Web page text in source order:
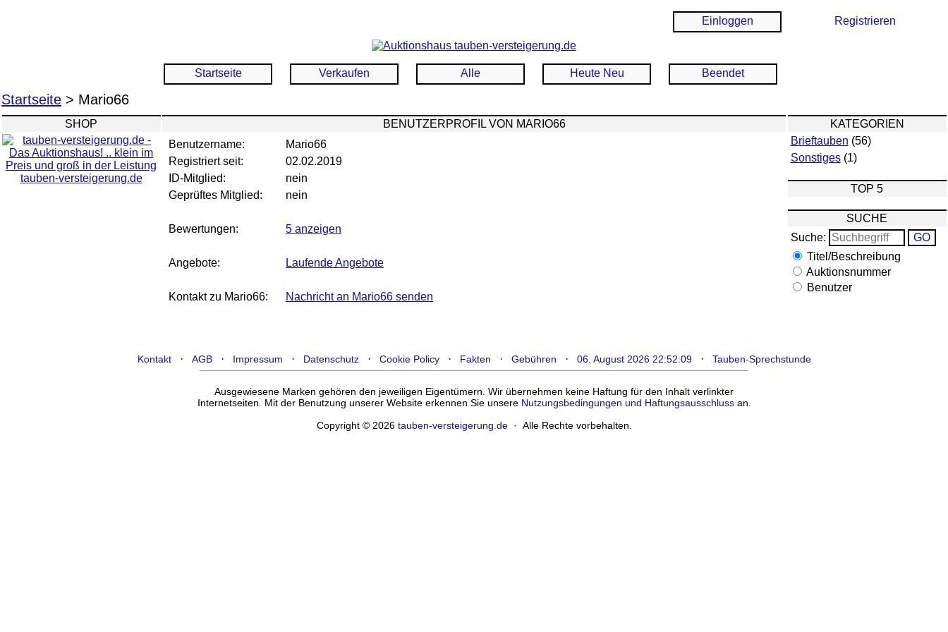
Einloggen Registrieren
Startseite Verkaufen Alle Heute Neu Beendet
Startseite > Mario66
SHOP
tauben-versteigerung.de
BENUTZERPROFIL VON MARIO66
Benutzername:
Mario66
Registriert seit:
02.02.2019
ID-Mitglied:
nein
Geprüftes Mitglied:
nein
Bewertungen: 5 anzeigen
Angebote: Laufende Angebote
Kontakt zu Mario66: Nachricht an Mario66 senden
KATEGORIEN
Brieftauben (56)
Sonstiges (1)
TOP 5
SUCHE
Suche:
Titel/Beschreibung
Auktionsnummer
Benutzer
Kontakt· AGB· Impressum · Datenschutz· Cookie Policy· Fakten · Gebühren · 06. August 2026 22:52:09· Tauben-Sprechstunde
Ausgewiesene Marken gehören den jeweiligen Eigentümern. Wir übernehmen keine Haftung für den Inhalt verlinkter
Internetseiten. Mit der Benutzung unserer Website erkennen Sie unsere Nutzungsbedingungen und Haftungsausschlussan.
Copyright © 2026 tauben-versteigerung.de· Alle Rechte vorbehalten.